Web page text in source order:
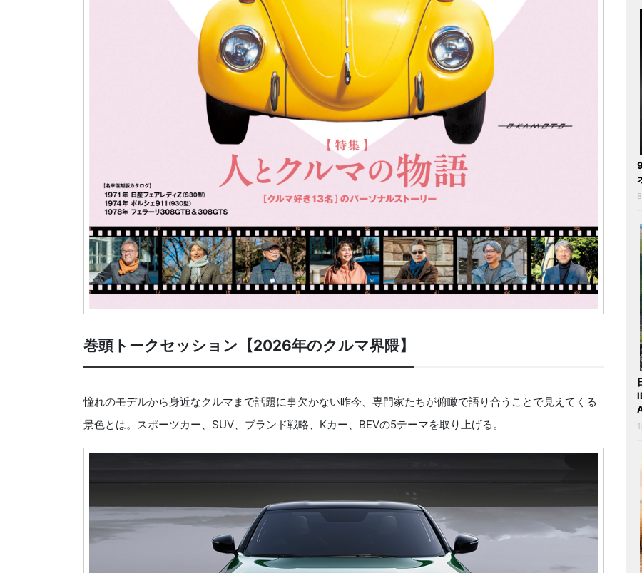
巻頭トークセッション【2026年のクルマ界隈】
憧れのモデルから身近なクルマまで話題に事欠かない昨今、専門家たちが俯瞰で語り合うことで見えてくる
景色とは。スポーツカー、SUV、ブランド戦略、Kカー、BEVの5テーマを取り上げる。